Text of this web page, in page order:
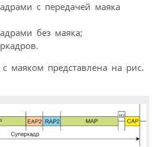
с передачей маяка
без маяка;
с маяком представлена на рис.